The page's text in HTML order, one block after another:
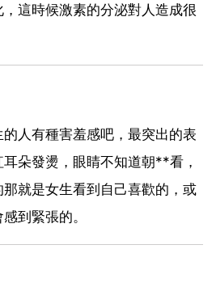
這時候激素的分泌對人造成很
人有種害羞感吧，最突出的表
朵發燙，眼睛不知道朝**看，
就是女生看到自己喜歡的，或
到緊張的。